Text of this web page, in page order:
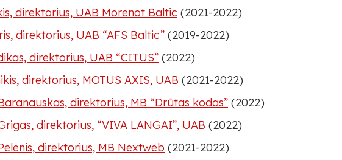
direktorius, UAB Morenot Baltic (2021-2022)
direktorius, UAB “AFS Baltic” (2019-2022)
direktorius, UAB “CITUS” (2022)
direktorius, MOTUS AXIS, UAB (2021-2022)
direktorius, MB “Drūtas kodas” (2022)
direktorius, “VIVA LANGAI”, UAB (2022)
direktorius, MB Nextweb (2021-2022)